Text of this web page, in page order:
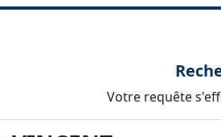
Votre requête